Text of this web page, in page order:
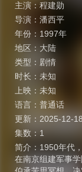
主演： 程建勋
导演： 潘西平
年份： 1997年
地区： 大陆
类型： 剧情
时长： 未知
上映： 未知
语言： 普通话
更新： 2025-12-
集数： 1
简介： 1950年代
在南京组建军事